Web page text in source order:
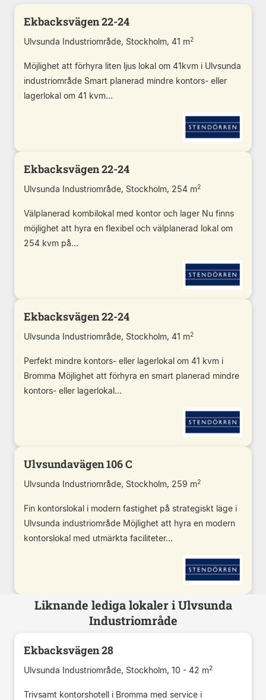
Ekbacksvägen 22-24
Ulvsunda Industriområde, Stockholm, 41 m2
Möjlighet att förhyra liten ljus lokal om 41kvm i Ulvsunda
industriområde Smart planerad mindre kontors- eller
lagerlokal om 41 kvm...
Ekbacksvägen 22-24
Ulvsunda Industriområde, Stockholm, 254 m2
Välplanerad kombilokal med kontor och lager Nu finns
möjlighet att hyra en flexibel och välplanerad lokal om
254 kvm på...
Ekbacksvägen 22-24
Ulvsunda Industriområde, Stockholm, 41 m2
Perfekt mindre kontors- eller lagerlokal om 41 kvm i
Bromma Möjlighet att förhyra en smart planerad mindre
kontors- eller lagerlokal...
Ulvsundavägen 106 C
Ulvsunda Industriområde, Stockholm, 259 m2
Fin kontorslokal i modern fastighet på strategiskt läge i
Ulvsunda industriområde Möjlighet att hyra en modern
kontorslokal med utmärkta faciliteter...
Liknande lediga lokaler i Ulvsunda
Industriområde
Ekbacksvägen 28
Ulvsunda Industriområde, Stockholm, 10 - 42 m2
Trivsamt kontorshotell i Bromma med service i